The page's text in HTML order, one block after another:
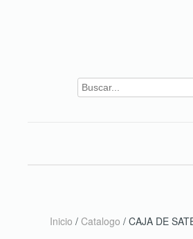
Inicio / Catalogo / CAJA DE